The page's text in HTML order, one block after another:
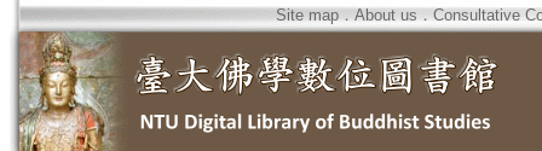
Site map．About us ． Consultative